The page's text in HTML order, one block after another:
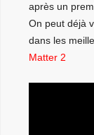
après un
On peut déjà
dans les
Matter 2